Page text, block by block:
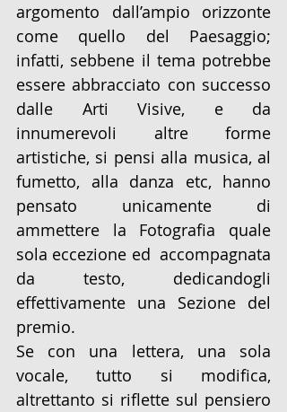
argomento dall’ampio orizzonte
come quello del Paesaggio;
infatti, sebbene il tema potrebbe
essere abbracciato con successo
dalle Arti Visive, e da
innumerevoli altre forme
artistiche, si pensi alla musica, al
fumetto, alla danza etc, hanno
pensato unicamente di
ammettere la Fotografia quale
sola eccezione ed  accompagnata
da testo, dedicandogli
effettivamente una Sezione del
premio.
Se con una lettera, una sola
vocale, tutto si modifica,
altrettanto si riflette sul pensiero